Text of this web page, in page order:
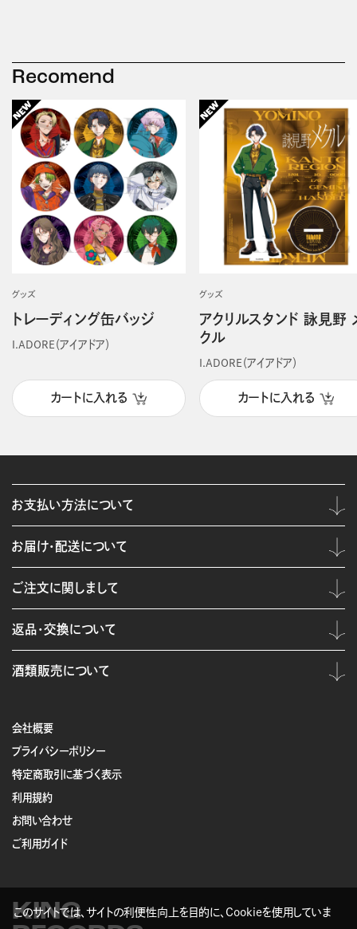
Recomend
グッズ
トレーディング缶バッジ
I.ADORE（アイアドア）
カートに入れる
グッズ
アクリルスタンド 詠見野
クル
I.ADORE（アイアドア）
カートに入れる
会社概要
プライバシーポリシー
特定商取引に基づく表示
利用規約
お問い合わせ
ご利用ガイド
KING
お支払い方法について
お届け・配送について
ご注文に関しまして
返品・交換について
酒類販売について
このサイトでは、サイトの利便性向上を目的に、Cookieを使用していま